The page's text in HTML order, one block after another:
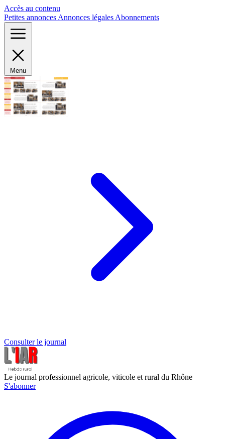
Accès au contenu
Petites annonces Annonces légales Abonnements
Menu
Consulter le journal
Le journal professionnel agricole, viticole et rural du Rhône
S'abonner
Panneau de gestion des cookies